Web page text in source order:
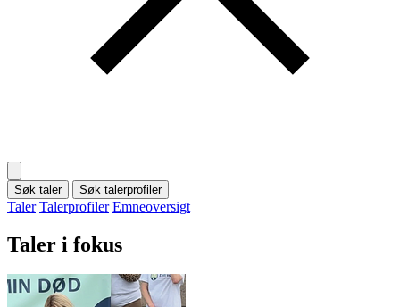
Søk taler Søk talerprofiler
Taler Talerprofiler Emneoversigt
Taler i fokus